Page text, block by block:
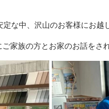
定な中、沢山のお客様にお越
家族の方とお家のお話をさ